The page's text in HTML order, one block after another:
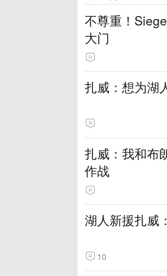
不尊重！
大门
扎威：想为湖
扎威：我和布
作战
湖人新援扎威
10